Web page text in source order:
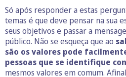
Só após responder a estas
temas é que deve pensar na sua
seus objetivos e passar a
público. Não se esqueça que ao
são os valores pode
pessoas que se identifique
mesmos valores em comum.